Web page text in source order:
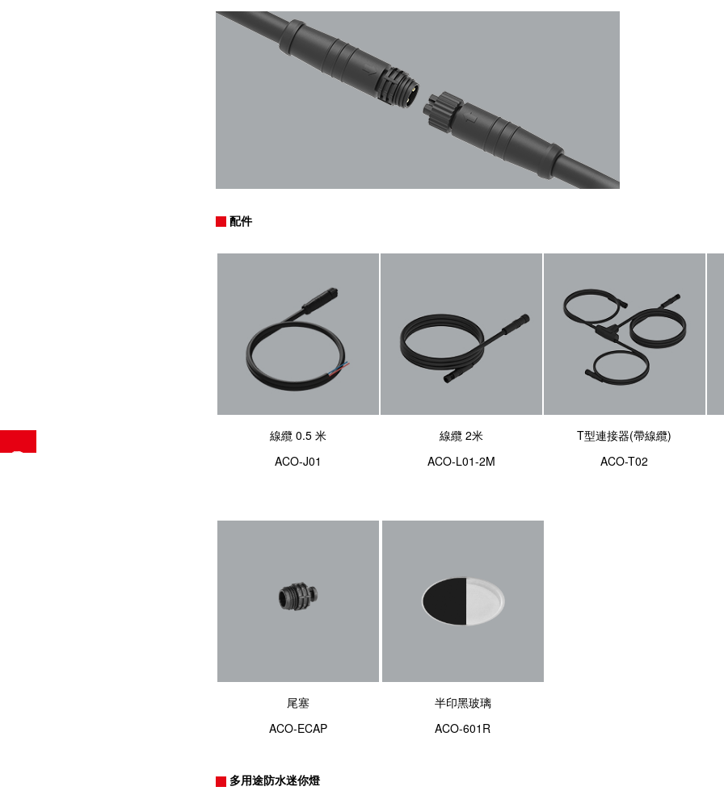
配件
線纜 0.5 米
ACO-J01
線纜 2米
ACO-L01-2M
T型連接器(帶線纜)
ACO-T02
尾塞
ACO-ECAP
半印黑玻璃
ACO-601R
多用途防水迷你燈